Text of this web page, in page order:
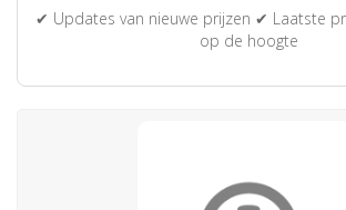
✔ Updates van nieuwe prijzen ✔ Laatste
op de hoogte